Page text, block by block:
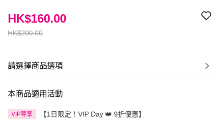
HK$200.00
HK$160.00
請選擇商品選項
本商品適用活動
VIP尊享 【1日限定！VIP Day 👑 9折優惠】